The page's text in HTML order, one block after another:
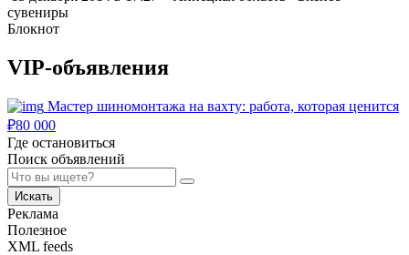
сувениры
Блокнот
VIP-объявления
Мастер шиномонтажа на вахту: работа, которая ценится
₽80 000
Где остановиться
Поиск объявлений
Искать
Реклама
Полезное
XML feeds